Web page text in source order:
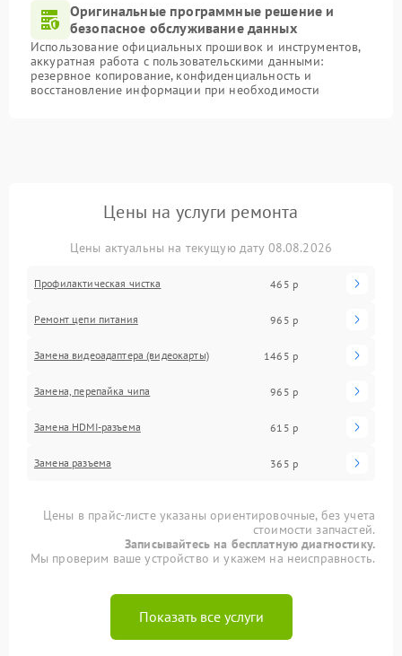
Оригинальные программные решение и
безопасное обслуживание данных
Использование официальных прошивок и инструментов,
аккуратная работа с пользовательскими данными:
резервное копирование, конфиденциальность и
восстановление информации при необходимости
Цены на услуги ремонта
Цены актуальны на текущую дату 08.08.2026
Профилактическая чистка 465 р
Ремонт цепи питания 965 р
Замена видеоадаптера (видеокарты) 1465 р
Замена, перепайка чипа 965 р
Замена HDMI-разъема 615 р
Замена разъема 365 р
Цены в прайс-листе указаны ориентировочные, без учета
стоимости запчастей.
Записывайтесь на бесплатную диагностику.
Мы проверим ваше устройство и укажем на неисправность.
Показать все услуги